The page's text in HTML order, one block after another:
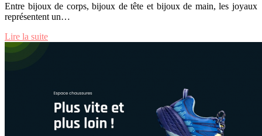
Entre bijoux de corps, bijoux de tête et bijoux de main, les joyaux
représentent un…
Lire la suite